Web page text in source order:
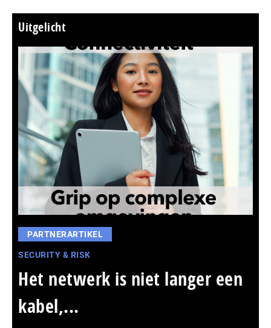
Uitgelicht
PARTNERARTIKEL
SECURITY & RISK
Het netwerk is niet langer een
kabel,...